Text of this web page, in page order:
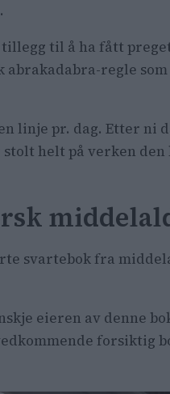
til å ha fått
abrakadabra-regle
linje pr. dag. Etter
helt på verken
svartebok fra
eieren av denne
forsiktig